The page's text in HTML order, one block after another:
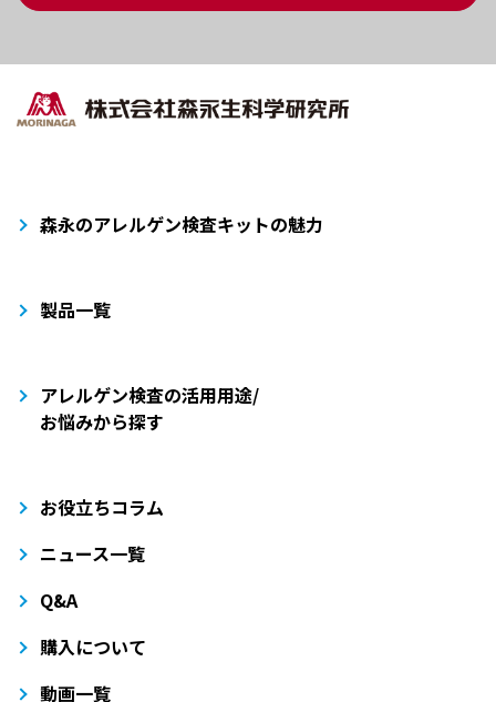
森永のアレルゲン検査キットの魅力
製品一覧
アレルゲン検査の活用用途/
お悩みから探す
お役立ちコラム
ニュース一覧
Q&A
購入について
動画一覧